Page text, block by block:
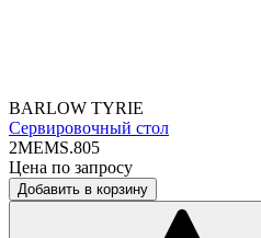
BARLOW TYRIE
Сервировочный стол
2MEMS.805
Цена по запросу
Добавить в корзину